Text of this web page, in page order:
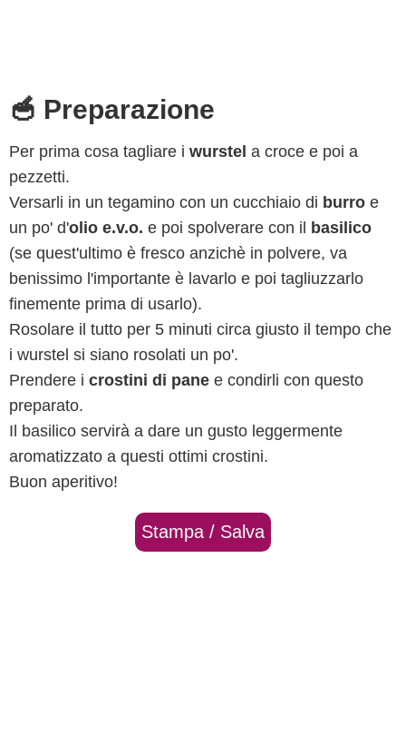
🥣 Preparazione
Per prima cosa tagliare i wurstel a croce e poi a
pezzetti.
Versarli in un tegamino con un cucchiaio di burro e
un po' d'olio e.v.o. e poi spolverare con il
basilico
(se quest'ultimo è fresco anzichè in polvere, va
benissimo l'importante è lavarlo e poi tagliuzzarlo
finemente prima di usarlo).
Rosolare il tutto per 5 minuti circa giusto il tempo che
i wurstel si siano rosolati un po'.
Prendere i crostini di pane e condirli con questo
preparato.
Il basilico servirà a dare un gusto leggermente
aromatizzato a questi ottimi crostini.
Buon aperitivo!
Stampa / Salva